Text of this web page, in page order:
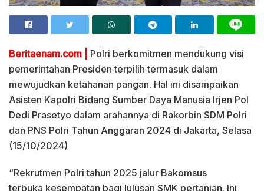
Beritaenam.com |
Polri berkomitmen mendukung visi
pemerintahan Presiden terpilih termasuk dalam
mewujudkan ketahanan pangan. Hal ini disampaikan
Asisten Kapolri Bidang Sumber Daya Manusia Irjen Pol
Dedi Prasetyo dalam arahannya di Rakorbin SDM Polri
dan PNS Polri Tahun Anggaran 2024 di Jakarta, Selasa
(15/10/2024)
“Rekrutmen Polri tahun 2025 jalur Bakomsus
terbuka kesempatan bagi lulusan SMK pertanian. Ini